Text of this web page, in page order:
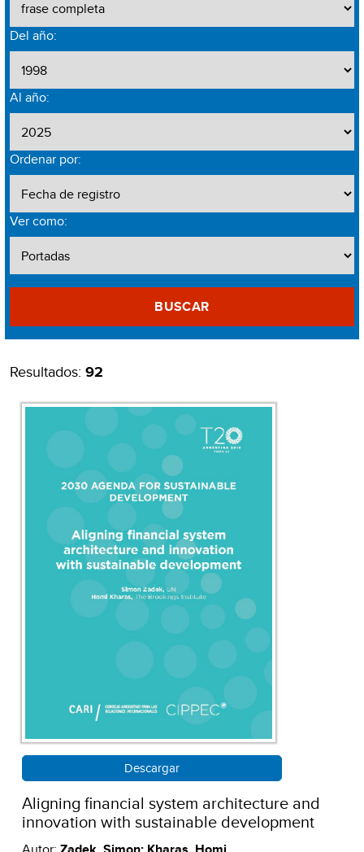
Del año:
Al año:
Ordenar por:
Ver como:
BUSCAR
Resultados: 92
Descargar
Aligning financial system architecture and
innovation with sustainable development